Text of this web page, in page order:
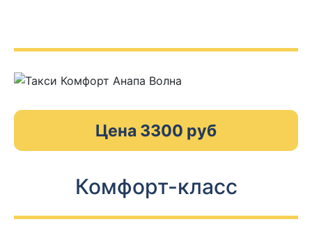
Цена 3300 руб
Комфорт-класс